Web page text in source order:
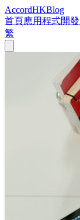
AccordHKBlog
首頁應用程式開發
繁